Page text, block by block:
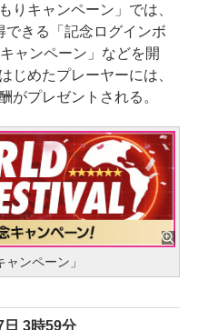
キャンペーン」では、
できる「記念ログインボ
ャンペーン」などを開
じめたプレーヤーには、
がプレゼントされる。
ンペーン」
日 3時59分